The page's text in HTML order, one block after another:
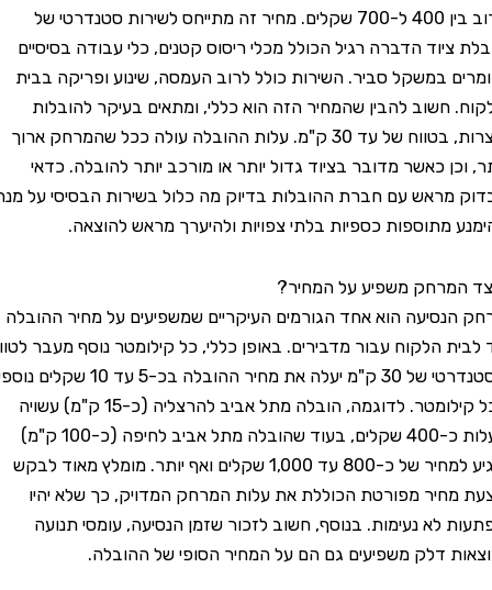
לרוב בין 400 ל-700 שקלים. מחיר זה מתייחס לשירות סטנדרטי של
הדברה רגיל הכולל מכלי ריסוס קטנים, כלי עבודה בסיסיים
במשקל סביר. השירות כולל לרוב העמסה, שינוע ופריקה בבית
להבין שהמחיר הזה הוא כללי, ומתאים בעיקר להובלות
קצרות, בטווח של עד 30 ק"מ. עלות ההובלה עולה ככל שהמרחק ארוך
כאשר מדובר בציוד גדול יותר או מורכב יותר להובלה. כדאי
עם חברת ההובלות בדיוק מה כלול בשירות הבסיסי על מנת
כספיות בלתי צפויות ולהיערך מראש להוצאה.
משפיע על המחיר?
הוא אחד הגורמים העיקריים שמשפיעים על מחיר ההובלה
הלקוח עבור מדבירים. באופן כללי, כל קילומטר נוסף מעבר לטווח
הסטנדרטי של 30 ק"מ יעלה את מחיר ההובלה בכ-5 עד 10 שקלים נוספים
לכל קילומטר. לדוגמה, הובלה מתל אביב להרצליה (כ-15 ק"מ) עשויה
לעלות כ-400 שקלים, בעוד שהובלה מתל אביב לחיפה (כ-100 ק"מ)
תגיע למחיר של כ-800 עד 1,000 שקלים ואף יותר. מומלץ מאוד לבקש
מפורטת הכוללת את עלות המרחק המדויק, כך שלא יהיו
נעימות. בנוסף, חשוב לזכור שזמן הנסיעה, עומסי תנועה
דלק משפיעים גם הם על המחיר הסופי של ההובלה.